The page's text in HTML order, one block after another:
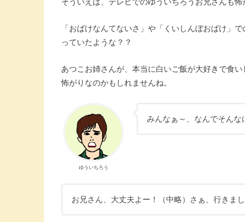
「おばけなんてないさ」や「くいしんぼおばけ」
っていたような？？
あつこお姉さんが、本当に白いご飯が大好きで食
怖がりなのかもしれませんね。
ゆういちろう
みんなぁ～、なんでそんな
お兄さん、大丈夫よー！（中略）さぁ、行きまし